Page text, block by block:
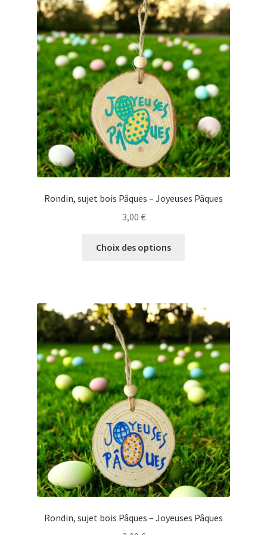
options
peuvent
être
choisies
sur
la
page
du
produit
Rondin, sujet bois Pâques – Joyeuses Pâques
3,00 €
Choix des options
Les
options
peuvent
être
choisies
sur
la
page
du
produit
Rondin, sujet bois Pâques – Joyeuses Pâques